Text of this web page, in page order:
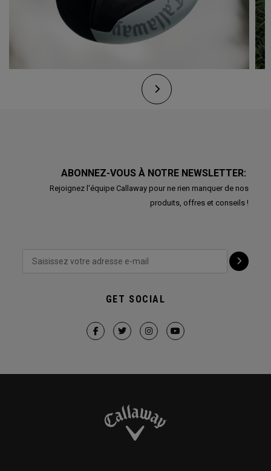
ABONNEZ-VOUS À NOTRE NEWSLETTER:
Rejoignez l'équipe Callaway pour ne rien manquer de nos
produits, offres et conseils !
GET SOCIAL